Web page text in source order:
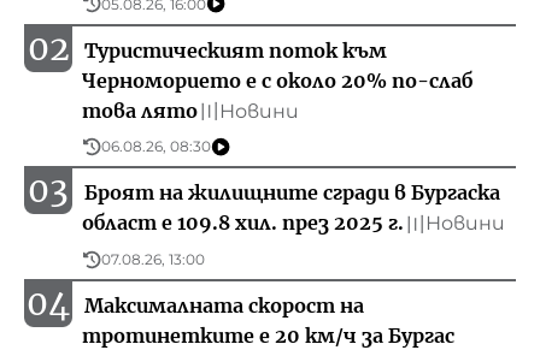
05.08.26, 16:00
02
Туристическият поток към
Черноморието е с около 20% по-слаб
това лято 〣 Новини
06.08.26, 08:30
03
Броят на жилищните сгради в Бургаска
област е 109.8 хил. през 2025 г. 〣 Новини
07.08.26, 13:00
04 Максималната скорост на
тротинетките е 20 км/ч за Бургас